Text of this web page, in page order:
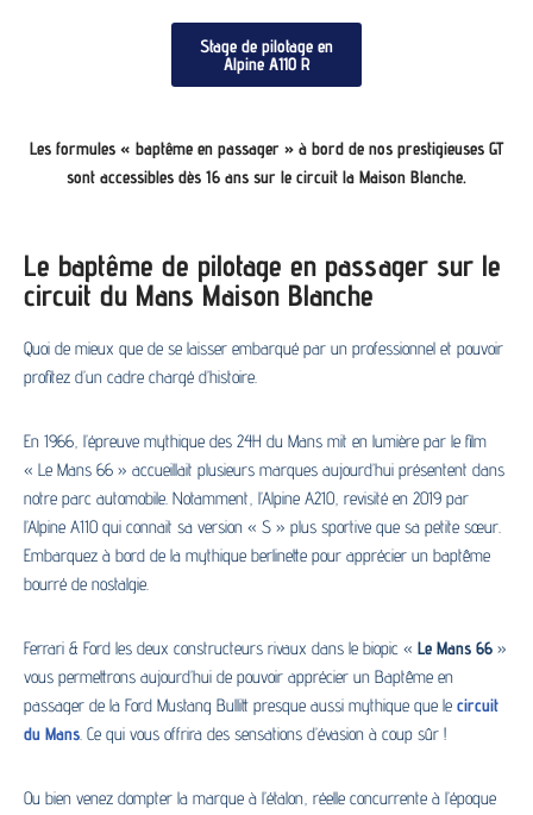
Stage de pilotage en
Alpine A110 R
Les formules « baptême en passager » à bord de nos prestigieuses GT
sont accessibles dès 16 ans sur le circuit la Maison Blanche.
Le baptême de pilotage en passager sur le
circuit du Mans Maison Blanche
Quoi de mieux que de se laisser embarqué par un professionnel et pouvoir
profitez d’un cadre chargé d’histoire.
En 1966, l’épreuve mythique des 24H du Mans mit en lumière par le film
« Le Mans 66 » accueillait plusieurs marques aujourd’hui présentent dans
notre parc automobile. Notamment, l’Alpine A210, revisité en 2019 par
l’Alpine A110 qui connait sa version « S » plus sportive que sa petite sœur.
Embarquez à bord de la mythique berlinette pour apprécier un baptême
bourré de nostalgie.
Ferrari & Ford les deux constructeurs rivaux dans le biopic « Le Mans 66 »
vous permettrons aujourd’hui de pouvoir apprécier un Baptême en
passager de la Ford Mustang Bullitt presque aussi mythique que le circuit
du Mans . Ce qui vous offrira des sensations d’évasion à coup sûr !
Ou bien venez dompter la marque à l’étalon, réelle concurrente à l’époque